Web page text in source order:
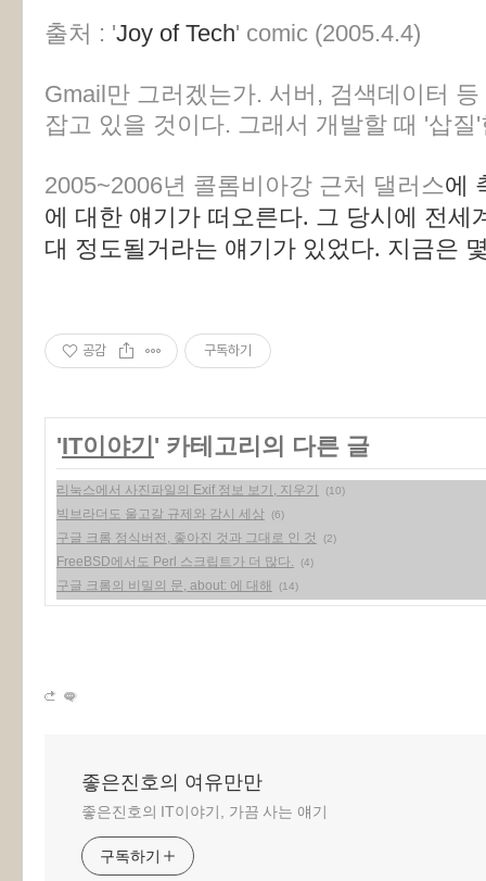
출처 : 'Joy of Tech' comic (2005.4.4)
Gmail만 그러겠는가. 서버, 검색데이터
잡고 있을 것이다. 그래서 개발할 때 '삽
2005~2006년 콜롬비아강 근처 댈러스에
에 대한 얘기가 떠오른다. 그 당시에 전세
대 정도될거라는 얘기가 있었다. 지금은
공감 구독하기
'IT이야기 ' 카테고리의 다른 글
리눅스에서 사진파일의 Exif 정보 보기, 지우기 (10)
빅브라더도 울고갈 규제와 감시 세상 (6)
구글 크롬 정식버전, 좋아진 것과 그대로 인 것 (2)
FreeBSD에서도 Perl 스크립트가 더 많다. (4)
구글 크롬의 비밀의 문, about: 에 대해 (14)
좋은진호의 여유만만
좋은진호의 IT이야기, 가끔 사는 얘기
구독하기